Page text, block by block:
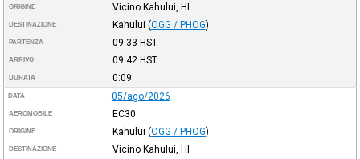
ORIGINE Vicino Kahului, HI
DESTINAZIONE Kahului (OGG / PHOG)
PARTENZA 09:33 HST
ARRIVO 09:42 HST
DURATA 0:09
DATA 05/ago/2026
AEROMOBILE EC30
ORIGINE Kahului (OGG / PHOG)
DESTINAZIONE Vicino Kahului, HI